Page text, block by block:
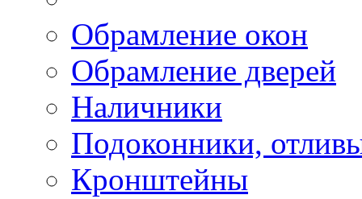
Обрамление окон
Обрамление дверей
Наличники
Подоконники,
Кронштейны